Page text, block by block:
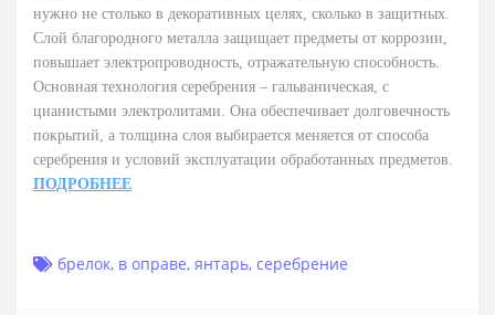
нужно не столько в декоративных целях, сколько в защитных.
Слой благородного металла защищает предметы от коррозии,
повышает электропроводность, отражательную способность.
Основная технология серебрения – гальваническая, с
цианистыми электролитами. Она обеспечивает долговечность
покрытий, а толщина слоя выбирается меняется от способа
серебрения и условий эксплуатации обработанных предметов.
ПОДРОБНЕЕ
брелок, в оправе, янтарь, серебрение